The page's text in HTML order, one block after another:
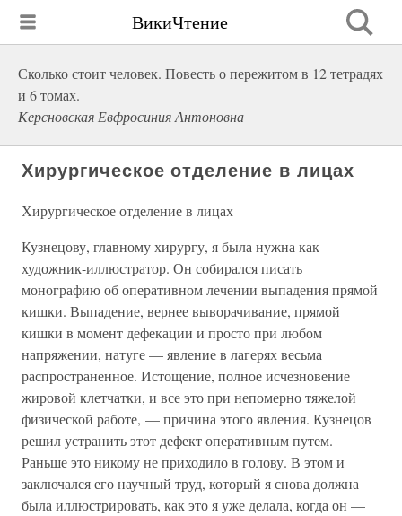
ВикиЧтение
Сколько стоит человек. Повесть о пережитом в 12 тетрадях
и 6 томах.
Керсновская Евфросиния Антоновна
Хирургическое отделение в лицах
Хирургическое отделение в лицах
Кузнецову, главному хирургу, я была нужна как
художник-иллюстратор. Он собирался писать
монографию об оперативном лечении выпадения прямой
кишки. Выпадение, вернее выворачивание, прямой
кишки в момент дефекации и просто при любом
напряжении, натуге — явление в лагерях весьма
распространенное. Истощение, полное исчезновение
жировой клетчатки, и все это при непомерно тяжелой
физической работе, — причина этого явления. Кузнецов
решил устранить этот дефект оперативным путем.
Раньше это никому не приходило в голову. В этом и
заключался его научный труд, который я снова должна
была иллюстрировать, как это я уже делала, когда он —